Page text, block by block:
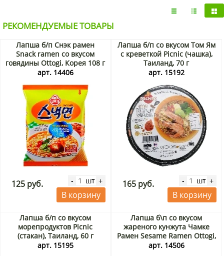
РЕКОМЕНДУЕМЫЕ ТОВАРЫ
Лапша б/п Снэк рамен
Snack ramen со вкусом
говядины Ottogi, Корея 108 г
арт. 14406
125 руб. - шт +
В корзину
Лапша б/п со вкусом Том Ям
с креветкой Picnic (чашка),
Таиланд, 70 г
арт. 15192
165 руб. - шт +
В корзину
Лапша б/п со вкусом
морепродуктов Picnic
(стакан), Таиланд, 60 г
арт. 15195
Лапша б\п со вкусом
жареного кунжута Чамке
Рамен Sesame Ramen Ottogi,
Корея, 115 г Акция
арт. 14506